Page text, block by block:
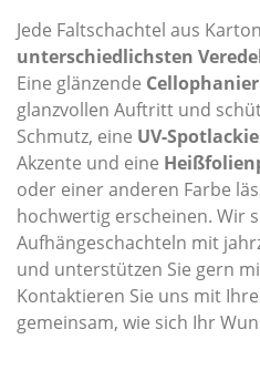
Jede Faltschachtel aus
unterschiedlichsten
Eine glänzende
glanzvollen Auftritt und
Schmutz, eine UV-
Akzente und eine
oder einer anderen Farbe
hochwertig erscheinen. Wir
Aufhängeschachteln mit
und unterstützen Sie gern
Kontaktieren Sie uns mit
gemeinsam, wie sich Ihr